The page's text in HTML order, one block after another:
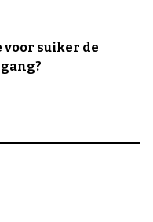
voor suiker de